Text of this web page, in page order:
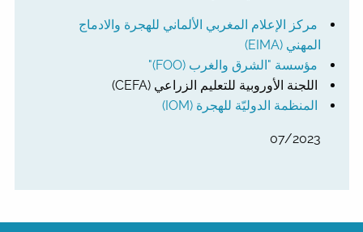
مركز الإعلام المغربي الألماني للهجرة والادماج
المهني (EIMA)
مؤسسة "الشرق والغرب (FOO)"
اللجنة الأوروبية للتعليم الزراعي (CEFA)
المنظمة الدوليّة للهجرة (IOM)
07/2023